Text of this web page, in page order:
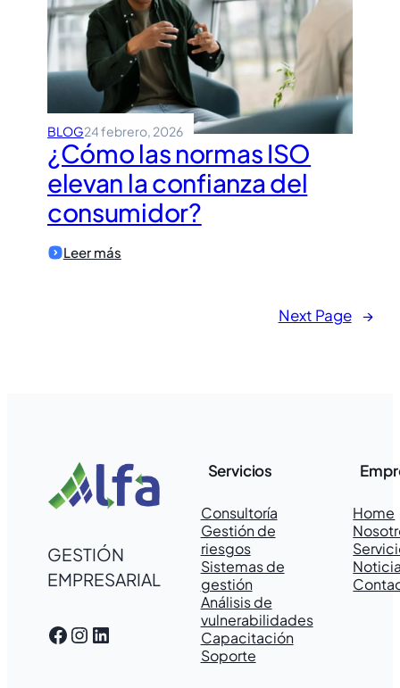
seguridad
de
la
información
BLOG24 febrero, 2026
¿Cómo las normas ISO
elevan la confianza del
consumidor?
Leer más:
¿Cómo
Next Page →
GESTIÓN
EMPRESARIAL
Facebook
Instagram
LinkedIn
Servicios
Consultoría
Gestión de
riesgos
Sistemas de
gestión
Análisis de
vulnerabilidades
Capacitación
Soporte
Home